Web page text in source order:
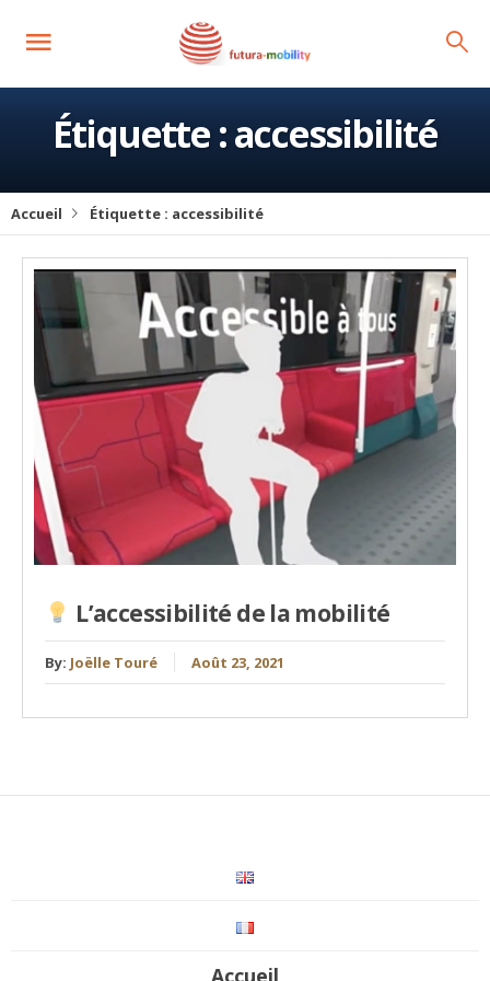
Étiquette :accessibilité
Accueil Étiquette : accessibilité
L’accessibilité de la mobilité
By: Joëlle Touré Août 23, 2021
Accueil